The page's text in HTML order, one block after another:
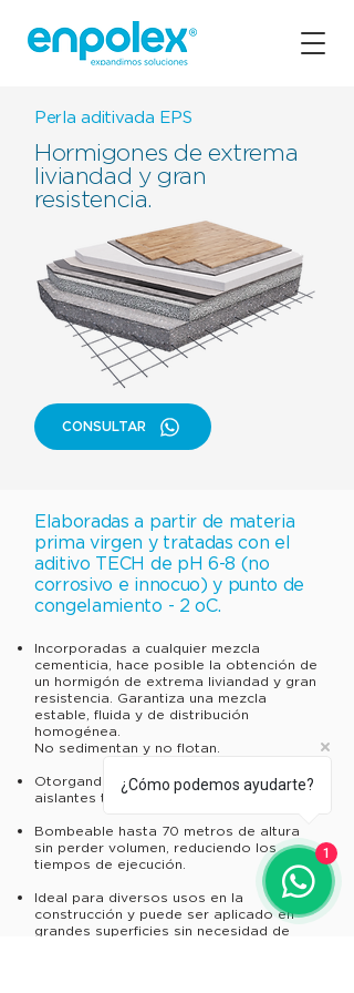
Perla aditivada EPS
Hormigones de extrema
liviandad y gran
resistencia.
CONSULTAR
Elaboradas a partir de materia
prima virgen y tratadas con el
aditivo TECH de pH 6-8 (no
corrosivo e innocuo) y punto de
congelamiento - 2 oC.
Incorporadas a cualquier mezcla
cementicia, hace posible la obtención de
un hormigón de extrema liviandad y gran
resistencia. Garantiza una mezcla
estable, fluida y de distribución
homogénea.
No sedimentan y no flotan.
Otorgando excelentes propiedades
aislantes térmicas y acústicas.
Bombeable hasta 70 metros de altura
sin perder volumen, reduciendo los
tiempos de ejecución.
Ideal para diversos usos en la
construcción y puede ser aplicado en
grandes superficies sin necesidad de
¿Cómo podemos ayudarte?
1